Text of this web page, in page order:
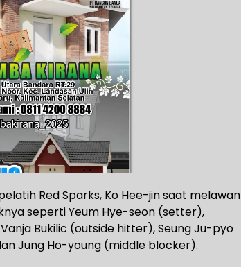
Red Sparks, Ko Hee-jin saat melawan
seperti Yeum Hye-seon (setter),
Bukilic (outside hitter), Seung Ju-pyo
Jung Ho-young (middle blocker).